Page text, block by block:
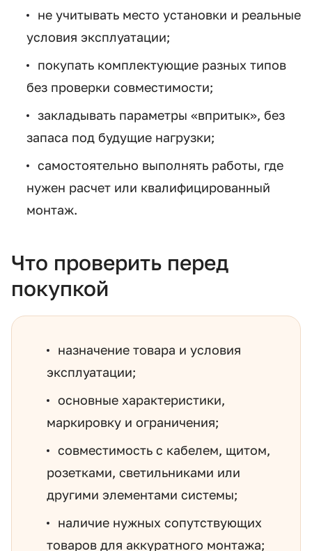
не учитывать место установки и реальные
условия эксплуатации;
покупать комплектующие разных типов
без проверки совместимости;
закладывать параметры «впритык», без
запаса под будущие нагрузки;
самостоятельно выполнять работы, где
нужен расчет или квалифицированный
монтаж.
Что проверить перед
покупкой
назначение товара и условия
эксплуатации;
основные характеристики,
маркировку и ограничения;
совместимость с кабелем, щитом,
розетками, светильниками или
другими элементами системы;
наличие нужных сопутствующих
товаров для аккуратного монтажа;